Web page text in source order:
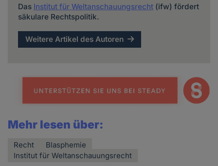
Das Institut für Weltanschauungsrecht(ifw) fördert
säkulare Rechtspolitik.
Weitere Artikel des Autoren
Mehr lesen über:
Recht
Blasphemie
Institut für Weltanschauungsrecht